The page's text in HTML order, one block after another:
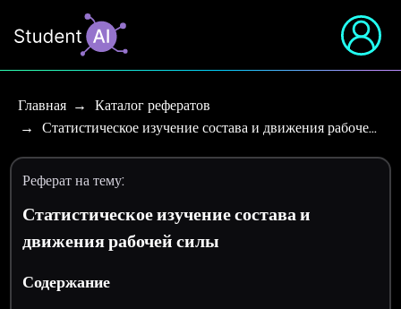
Главная
Каталог рефератов
Статистическое изучение состава и движения рабоче…
Реферат на тему:
Статистическое изучение состава и
движения рабочей силы
Содержание